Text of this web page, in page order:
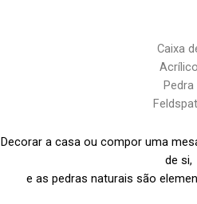
Caixa
Acrílico
Pedra
Decorar a casa ou compor uma
de si,
e as pedras naturais são